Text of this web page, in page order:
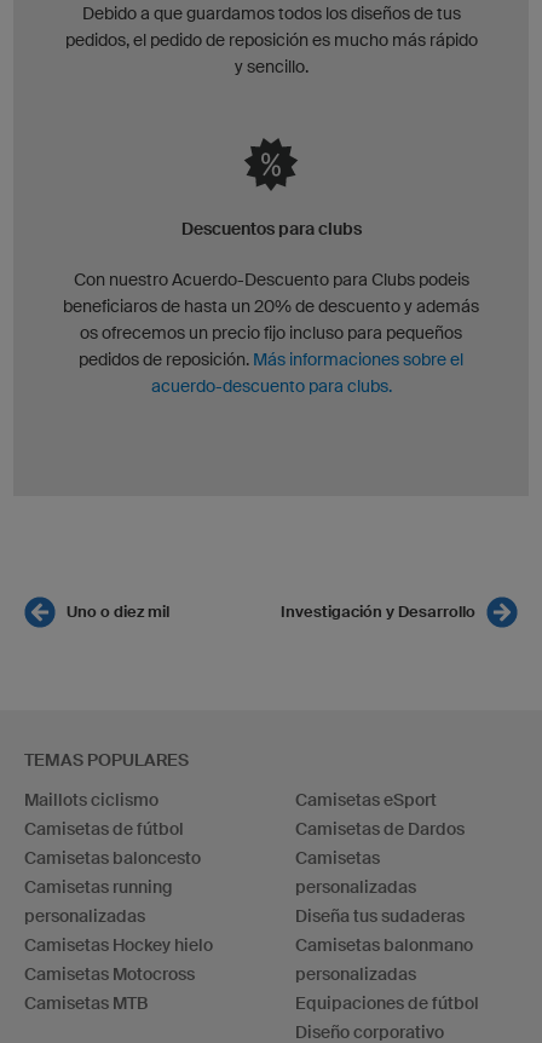
Debido a que guardamos todos los diseños de tus
pedidos, el pedido de reposición es mucho más rápido
y sencillo.
Descuentos para clubs
Con nuestro Acuerdo-Descuento para Clubs podeis
beneficiaros de hasta un 20% de descuento y además
os ofrecemos un precio fijo incluso para pequeños
pedidos de reposición. Más informaciones sobre el
acuerdo-descuento para clubs.
Uno o diez mil Investigación y Desarrollo
TEMAS POPULARES
Maillots ciclismo
Camisetas de fútbol
Camisetas baloncesto
Camisetas running
personalizadas
Camisetas Hockey hielo
Camisetas Motocross
Camisetas MTB
Camisetas eSport
Camisetas de Dardos
Camisetas
personalizadas
Diseña tus sudaderas
Camisetas balonmano
personalizadas
Equipaciones de fútbol
Diseño corporativo